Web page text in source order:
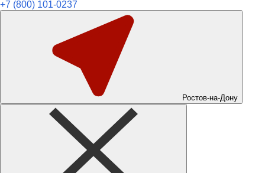
+7 (800) 101-0237
Ростов-на-Дону